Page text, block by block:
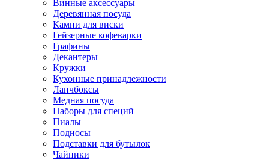
Винные аксессуары
Деревянная посуда
Камни для виски
Гейзерные кофеварки
Графины
Декантеры
Кружки
Кухонные принадлежности
Ланчбоксы
Медная посуда
Наборы для специй
Пиалы
Подносы
Подставки для бутылок
Чайники